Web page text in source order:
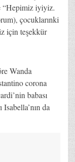
“Hepimiz iyiyiz.
çocuklarınki
için teşekkür
Wanda
corona
babası
da